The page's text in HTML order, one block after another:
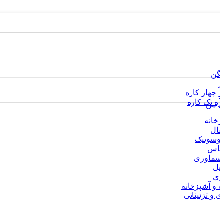
چهار کاره
تک کاره
و آشپزخانه
تزئیناتی
من